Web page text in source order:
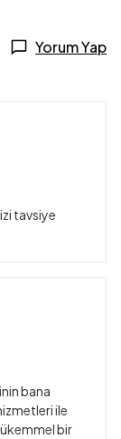
Yorum Yap
tavsiye
bana
ile
bir